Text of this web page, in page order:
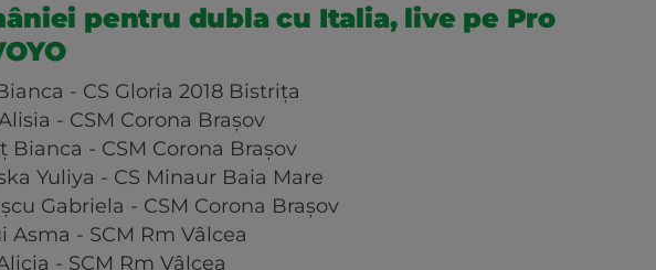
pentru dubla cu Italia, live pe Pro
- CS Gloria 2018 Bistriţa
- CSM Corona Braşov
Bianca - CSM Corona Braşov
Yuliya - CS Minaur Baia Mare
Gabriela - CSM Corona Braşov
Asma - SCM Rm Vâlcea
- SCM Rm Vâlcea